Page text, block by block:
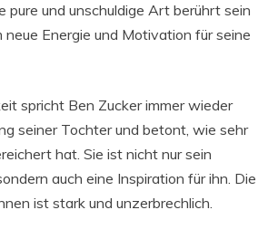
pure und unschuldige Art berührt sein
neue Energie und Motivation für seine
spricht Ben Zucker immer wieder
seiner Tochter und betont, wie sehr
hat. Sie ist nicht nur sein
auch eine Inspiration für ihn. Die
ist stark und unzerbrechlich.